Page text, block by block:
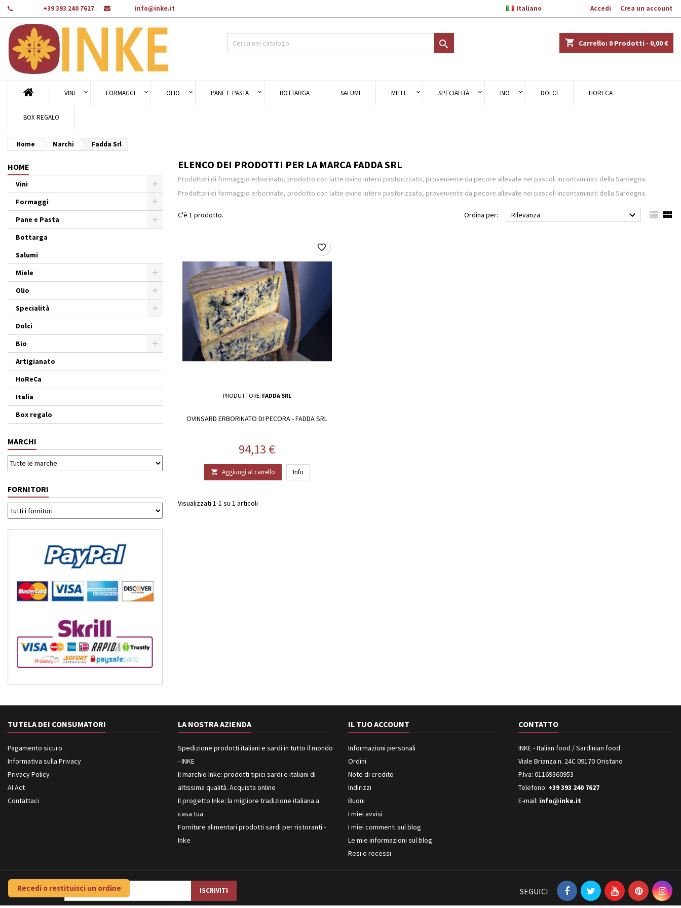
+39 393 240 7627 info@inke.it Accedi Crea un account
Italiano
shopping_cart Carrello: 0 Prodotti - 0,00 €

VINI FORMAGGI OLIO PANE E PASTA BOTTARGA SALUMI MIELE SPECIALITÀ BIO DOLCI HORECA
BOX REGALO
Home Marchi Fadda Srl
HOME
Vini
Formaggi
Pane e Pasta
Bottarga
Salumi
Miele
Olio
Specialità
Dolci
Bio
Artigianato
HoReCa
Italia
Box regalo
MARCHI
FORNITORI
ELENCO DEI PRODOTTI PER LA MARCA FADDA SRL
Produttori di formaggio erborinato, prodotto con latte ovino intero pastorizzato, proveniente da pecore allevate nei pascoli incontaminati della Sardegna.
Produttori di formaggio erborinato, prodotto con latte ovino intero pastorizzato, proveniente da pecore allevate nei pascoli incontaminati della Sardegna.
C'è 1 prodotto. Ordina per: Rilevanza   
PRODUTTORE: FADDA SRL
OVINSARD ERBORINATO DI PECORA - FADDA SRL
Prezzo
94,13 €
 Aggiungi al carrello Info
favorite_border
Visualizzati 1-1 su 1 articoli
TUTELA DEI CONSUMATORI
Pagamento sicuro
Informativa sulla Privacy
Privacy Policy
AI Act
Contattaci
LA NOSTRA AZIENDA
Spedizione prodotti italiani e sardi in tutto il mondo
- INKE
Il marchio Inke: prodotti tipici sardi e italiani di
altissima qualità. Acquista online
Il progetto Inke: la migliore tradizione italiana a
casa tua
Forniture alimentari prodotti sardi per ristoranti -
Inke
IL TUO ACCOUNT
Informazioni personali
Ordini
Note di credito
Indirizzi
Buoni
I miei avvisi
I miei commenti sul blog
Le mie informazioni sul blog
Resi e recessi
CONTATTO
INKE - Italian food / Sardinian food
Viale Brianza n. 24C 09170 Oristano
P.Iva: 01169360953
Telefono: +39 393 240 7627
E-mail: info@inke.it
Aggiungi alla lista dei desideri
Crea nuova lista
((modalTitle))
((confirmMessage))
Crea lista dei desideri
Accedi
Devi avere effettuato l'accesso per salvare dei prodotti nella tua lista dei
Annulla Accedi
NEWSLETTER SEGUICI
Recedi o restituisci un ordine